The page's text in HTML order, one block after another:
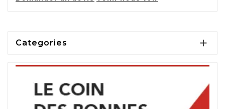
Categories 